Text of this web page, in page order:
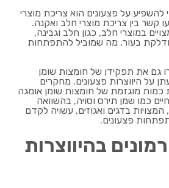
להשפיע על פצעונים הוא צריכת מוצרי
קשר בין צריכת מוצרי חלב ואקנה.
במוצרי חלב, כגון חלב וגבינה,
ודלקת בעור, מה שמוביל להתפתחות
גם את תפקידן של חומצות שומן
על היווצרות פצעונים. מחקרים
כמות מוגזמת של חומצות שומן אומגה
כמו שמן תירס וסויה, בהשוואה
לחומצות שומן אומגה 3, המצויות בדגים ואגוזים, עשויה לקדם
פצעונים.
בהיווצרות